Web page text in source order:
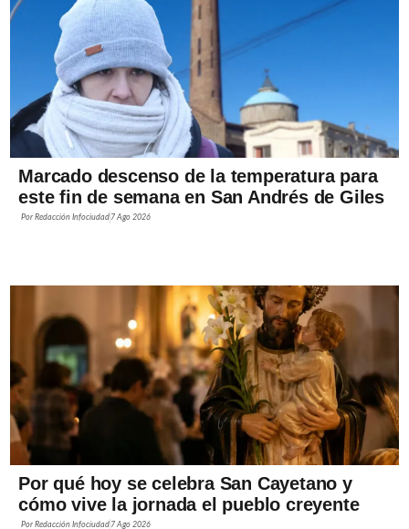
Marcado descenso de la temperatura para
este fin de semana en San Andrés de Giles
PorRedacción Infociudad 7 Ago 2026
Por qué hoy se celebra San Cayetano y
cómo vive la jornada el pueblo creyente
PorRedacción Infociudad 7 Ago 2026